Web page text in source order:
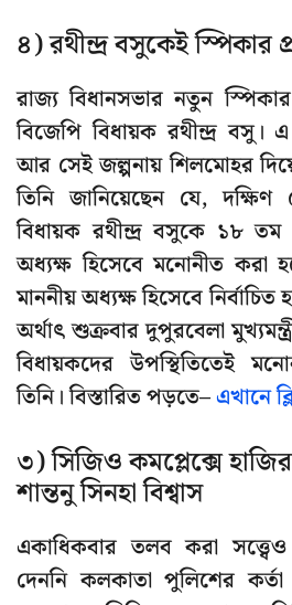
৪) রথীন্দ্র বসুকেই স্পিকার
রাজ্য বিধানসভার নতুন
বিজেপি বিধায়ক রথীন্দ্র বসু।
আর সেই জল্পনায় শিলমোহর
তিনি জানিয়েছেন যে, দক্ষিণ
বিধায়ক রথীন্দ্র বসুকে ১৮ তম
অধ্যক্ষ হিসেবে মনোনীত করা
মাননীয় অধ্যক্ষ হিসেবে
অর্থাৎ শুক্রবার দুপুরবেলা
বিধায়কদের উপস্থিতিতেই
তিনি। বিস্তারিত পড়তে–এখানে
৩) সিজিও কমপ্লেক্সে
শান্তনু সিনহা বিশ্বাস
একাধিকবার তলব করা
দেননি কলকাতা পুলিশের কর্তা